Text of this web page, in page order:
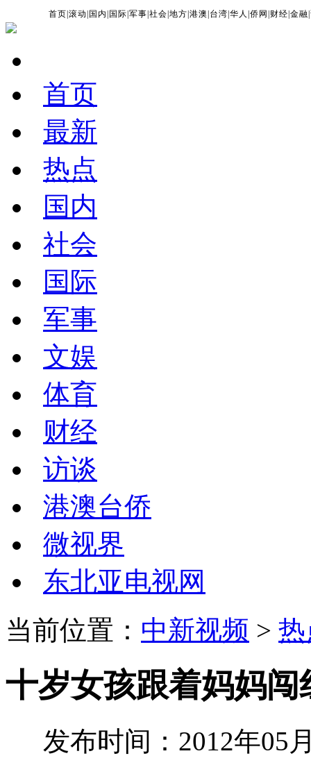
首页 |滚动 国内 国际 |军事 |社会 |地方 |港澳 台湾 |华人 |侨网 财经 |金融 |
首页
最新
热点
国内
社会
国际
军事
文娱
体育
财经
访谈
港澳台侨
微视界
东北亚电视网
当前位置： 中新视频 >
十岁女孩跟着妈妈闯
发布时间：2012年05